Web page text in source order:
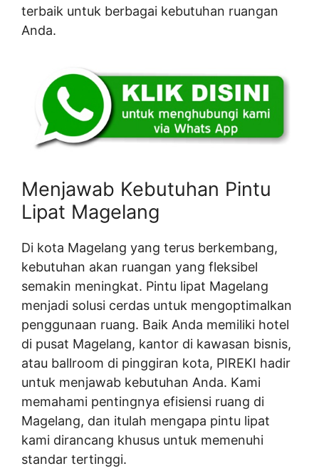
terbaik untuk berbagai kebutuhan ruangan
Anda.
Menjawab Kebutuhan Pintu
Lipat Magelang
Di kota Magelang yang terus berkembang,
kebutuhan akan ruangan yang fleksibel
semakin meningkat. Pintu lipat Magelang
menjadi solusi cerdas untuk mengoptimalkan
penggunaan ruang. Baik Anda memiliki hotel
di pusat Magelang, kantor di kawasan bisnis,
atau ballroom di pinggiran kota, PIREKI hadir
untuk menjawab kebutuhan Anda. Kami
memahami pentingnya efisiensi ruang di
Magelang, dan itulah mengapa pintu lipat
kami dirancang khusus untuk memenuhi
standar tertinggi.